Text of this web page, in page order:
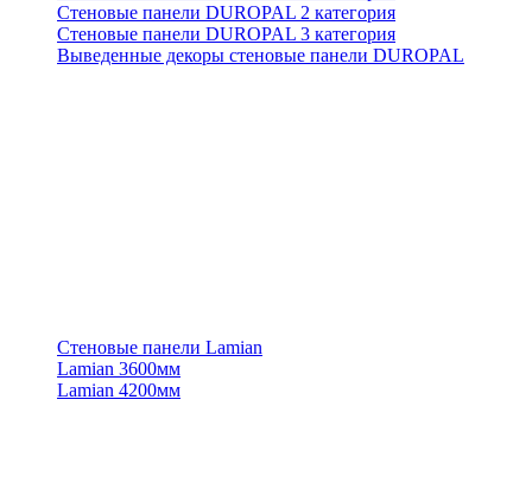
Стеновые панели DUROPAL 2 категория
Стеновые панели DUROPAL 3 категория
Выведенные декоры стеновые панели DUROPAL
Стеновые панели Lamian
Lamian 3600мм
Lamian 4200мм